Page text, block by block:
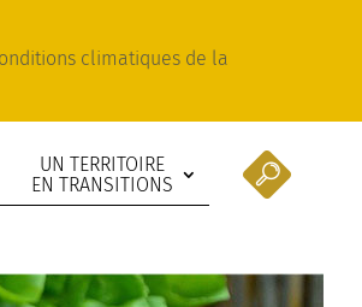
climatiques de la
UN TERRITOIRE
EN TRANSITIONS